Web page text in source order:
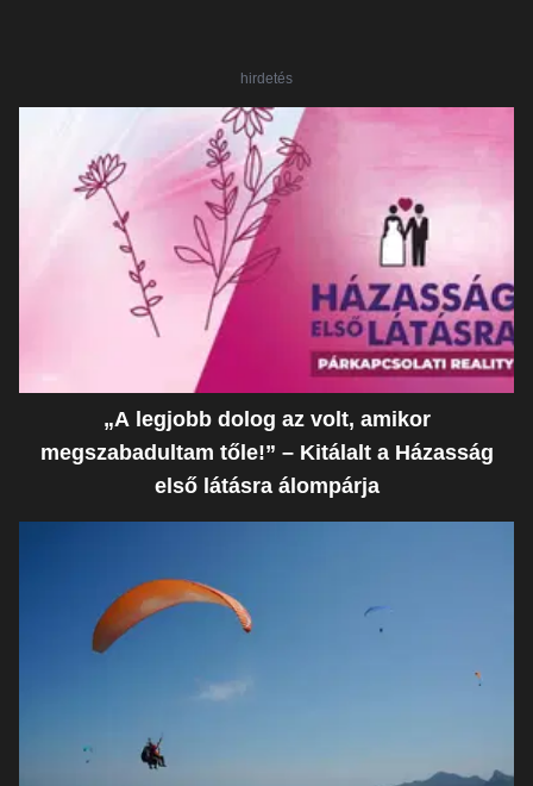
hirdetés
„A legjobb dolog az volt, amikor
megszabadultam tőle!” – Kitálalt a Házasság
első látásra álompárja